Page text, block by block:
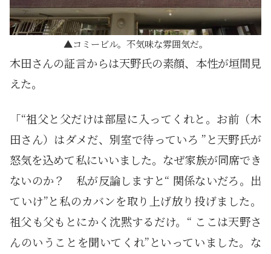
コミービル。不気味な雰囲気だ。
木田さんの証言からは天野氏の素顔、本性が垣間見
えた。
「“祖父と父だけは部屋に入ってくれと。お前（木
田さん）はダメだ、別室で待っていろ ”と天野氏が
怒気を込めて私にいいました。なぜ家族が同席でき
ないのか？ 私が反論しますと“ 関係ないだろ。出
ていけ”と私のカバンを取り上げ放り投げました。
祖父も父もとにかく沈黙するだけ。“ ここは天野さ
んのいうことを聞いてくれ”といっていました。な